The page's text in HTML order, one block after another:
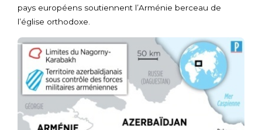
pays européens soutiennent l’Arménie berceau de
l’église orthodoxe.